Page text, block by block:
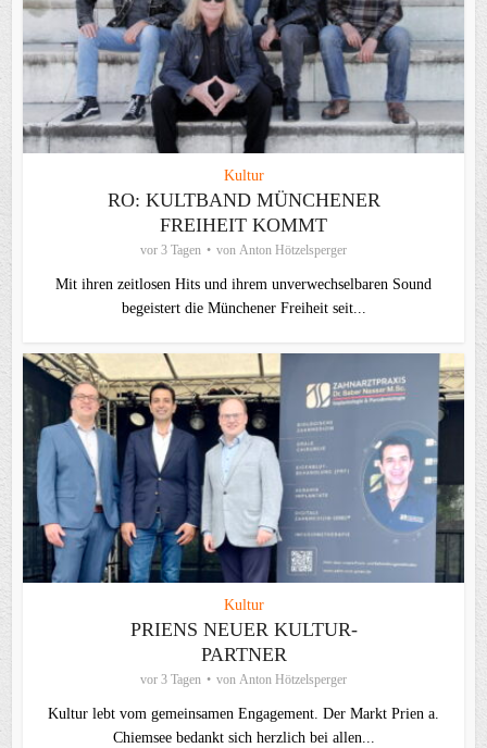
Kultur
RO: KULTBAND MÜNCHENER
FREIHEIT KOMMT
vor 3 Tagen von Anton Hötzelsperger
Mit ihren zeitlosen Hits und ihrem unverwechselbaren Sound
begeistert die Münchener Freiheit seit...
Kultur
PRIENS NEUER KULTUR-
PARTNER
vor 3 Tagen von Anton Hötzelsperger
Kultur lebt vom gemeinsamen Engagement. Der Markt Prien a.
Chiemsee bedankt sich herzlich bei allen...